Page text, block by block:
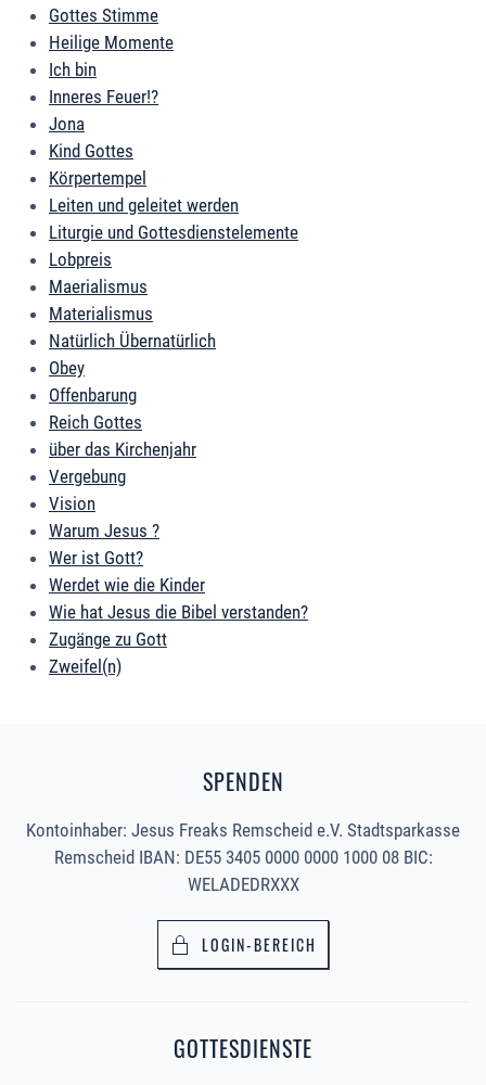
Gottes Stimme
Heilige Momente
Ich bin
Inneres Feuer!?
Jona
Kind Gottes
Körpertempel
Leiten und geleitet werden
Liturgie und Gottesdienstelemente
Lobpreis
Maerialismus
Materialismus
Natürlich Übernatürlich
Obey
Offenbarung
Reich Gottes
über das Kirchenjahr
Vergebung
Vision
Warum Jesus ?
Wer ist Gott?
Werdet wie die Kinder
Wie hat Jesus die Bibel verstanden?
Zugänge zu Gott
Zweifel(n)
SPENDEN
Kontoinhaber: Jesus Freaks Remscheid e.V. Stadtsparkasse
Remscheid IBAN: DE55 3405 0000 0000 1000 08 BIC:
WELADEDRXXX
LOGIN-BEREICH
GOTTESDIENSTE